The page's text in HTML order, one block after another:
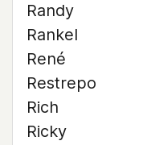
Randy
Rankel
René
Restrepo
Rich
Ricky